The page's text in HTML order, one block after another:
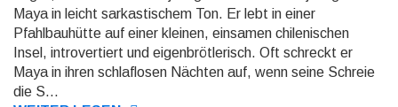
Maya in leicht sarkastischem Ton. Er lebt in einer
Pfahlbauhütte auf einer kleinen, einsamen chilenischen
Insel, introvertiert und eigenbrötlerisch. Oft schreckt er
Maya in ihren schlaflosen Nächten auf, wenn seine Schreie
die S...